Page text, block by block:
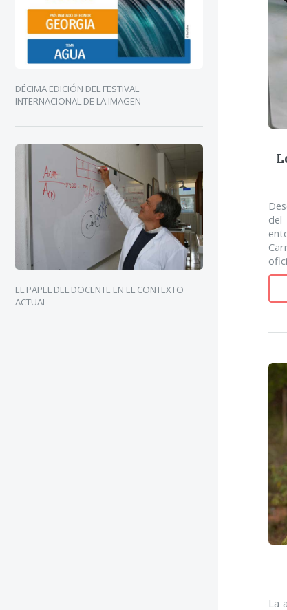
La
DÉCIMA EDICIÓN DEL FESTIVAL
INTERNACIONAL DE LA IMAGEN
EL PAPEL DEL DOCENTE EN EL CONTEXTO
ACTUAL